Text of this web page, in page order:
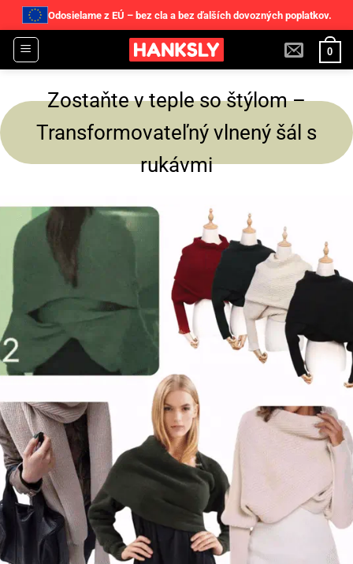
Odosielame z EÚ – bez cla a bez ďalších dovozných poplatkov.
Skip
0
Zostaňte v teple so štýlom –
Transformovateľný vlnený šál s
rukávmi